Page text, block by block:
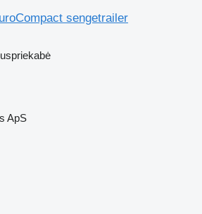
sengetrailer
ApS